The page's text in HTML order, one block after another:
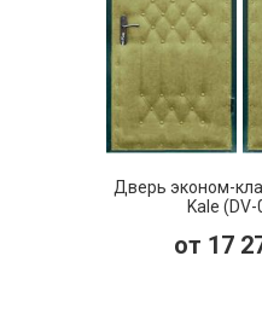
Дверь эконом-
Kale
от 17